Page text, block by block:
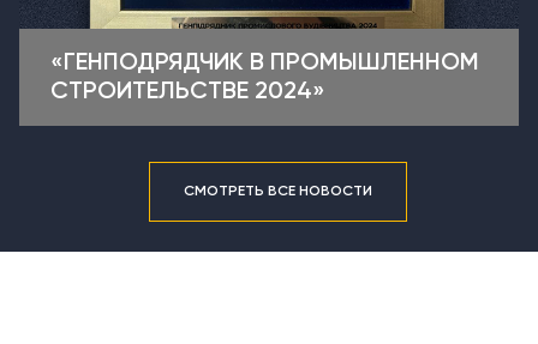
СМОТРЕТЬ ВСЕ НОВОСТИ
«ГЕНПОДРЯДЧИК В ПРОМЫШЛЕННОМ
СТРОИТЕЛЬСТВЕ 2024»